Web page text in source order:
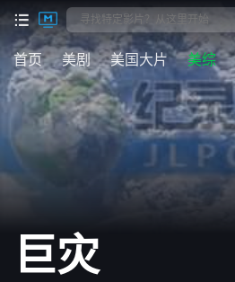
首页 美剧 美国大片 美综
巨灾